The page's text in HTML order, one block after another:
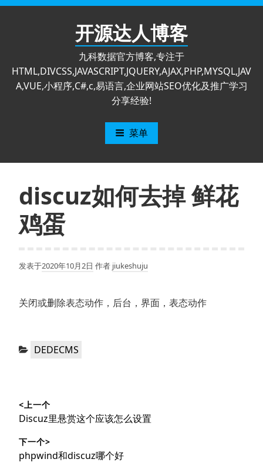
跳
开源达人博客
九科数据官方博客,专注于
HTML,DIVCSS,JAVASCRIPT,JQUERY,AJAX,PHP,MYSQL,JAV
A,VUE,小程序,C#,c,易语言,企业网站SEO优化及推广学习
分享经验!
菜单
discuz如何去掉 鲜花
鸡蛋
发表于2020年10月2日 作者 jiukeshuju
关闭或删除表态动作，后台，界面，表态动作
分
DEDECMS
章
导
航
<上一个
上
文
章：
Discuz里悬赏这个应该怎么设置
下一个>
下
phpwind和discuz哪个好